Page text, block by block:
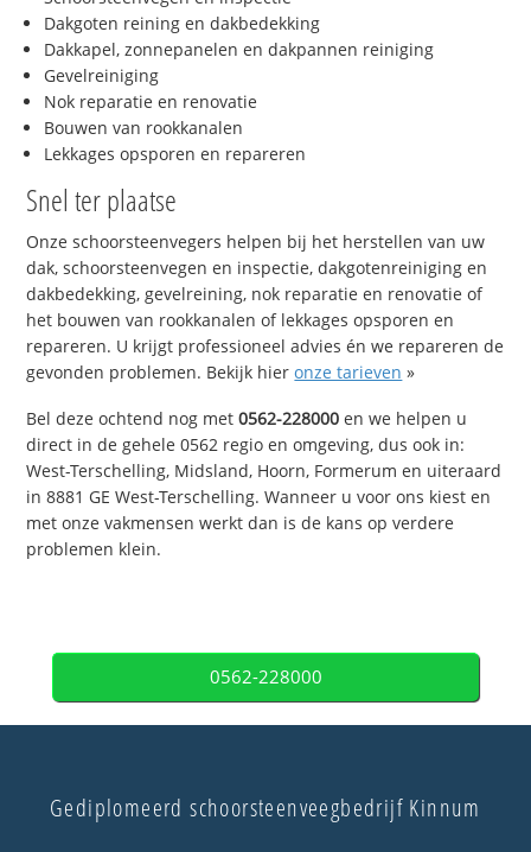
Dakgoten reining en dakbedekking
Dakkapel, zonnepanelen en dakpannen reiniging
Gevelreiniging
Nok reparatie en renovatie
Bouwen van rookkanalen
Lekkages opsporen en repareren
Snel ter plaatse
Onze schoorsteenvegers helpen bij het herstellen van uw
dak, schoorsteenvegen en inspectie, dakgotenreiniging en
dakbedekking, gevelreining, nok reparatie en renovatie of
het bouwen van rookkanalen of lekkages opsporen en
repareren. U krijgt professioneel advies én we repareren de
gevonden problemen. Bekijk hieronze tarieven »
Bel deze ochtend nog met0562-228000 en we helpen u
direct in de gehele 0562 regio en omgeving, dus ook in:
West-Terschelling, Midsland, Hoorn, Formerum en uiteraard
in 8881 GE West-Terschelling. Wanneer u voor ons kiest en
met onze vakmensen werkt dan is de kans op verdere
problemen klein.
0562-228000
Gediplomeerd schoorsteenveegbedrijf Kinnum